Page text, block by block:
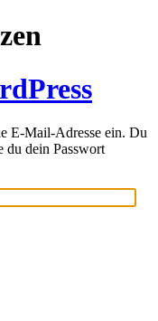
E-Mail-Adresse ein. Du
du dein Passwort